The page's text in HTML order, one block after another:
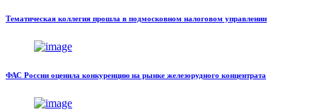
Тематическая коллегия прошла в подмосковном налоговом управлении
ФАС России оценила конкуренцию на рынке железорудного концентрата